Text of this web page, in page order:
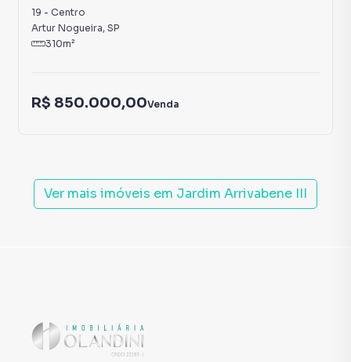
19 - Centro
Artur Nogueira, SP
310m²
R$ 850.000,00Venda
Ver mais imóveis em Jardim Arrivabene III